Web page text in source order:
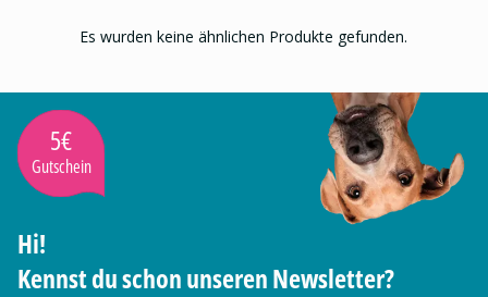
Es wurden keine ähnlichen Produkte gefunden.
5€
Gutschein
Hi!
Kennst du schon unseren Newsletter?